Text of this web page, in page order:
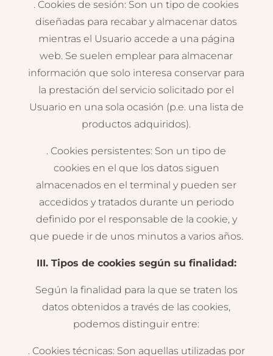
. Cookies de sesión: Son un tipo de cookies
diseñadas para recabar y almacenar datos
mientras el Usuario accede a una página
web. Se suelen emplear para almacenar
información que solo interesa conservar para
la prestación del servicio solicitado por el
Usuario en una sola ocasión (p.e. una lista de
productos adquiridos).
. Cookies persistentes: Son un tipo de
cookies en el que los datos siguen
almacenados en el terminal y pueden ser
accedidos y tratados durante un periodo
definido por el responsable de la cookie, y
que puede ir de unos minutos a varios años.
III. Tipos de cookies según su finalidad:
Según la finalidad para la que se traten los
datos obtenidos a través de las cookies,
podemos distinguir entre:
. Cookies técnicas: Son aquellas utilizadas por